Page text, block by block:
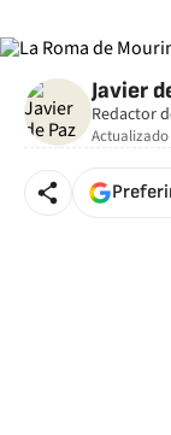
Javier
Redactor
Actualizado